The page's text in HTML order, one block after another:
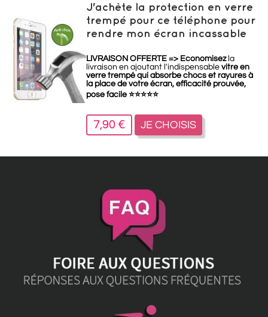
J'achète la protection en verre
trempé pour ce téléphone pour
rendre mon écran incassable
LIVRAISON OFFERTE => Economisezla
livraison en ajoutant l'indispensable vitre en
verre trempé qui absorbe chocs et rayures à
la place de votre écran, efficacité prouvée,
pose facile ⭐⭐⭐⭐⭐
7,90 € JE CHOISIS